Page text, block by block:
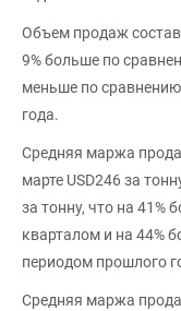
Объем продаж
9% больше по
меньше по
года.
Средняя маржа
марте USD246 за
за тонну, что на
кварталом и на 44%
периодом прошлого
Средняя маржа